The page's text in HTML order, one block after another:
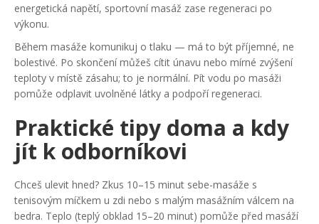
energetická napětí, sportovní masáž zase regeneraci po
výkonu.
Během masáže komunikuj o tlaku — má to být příjemné, ne
bolestivé. Po skončení můžeš cítit únavu nebo mírné zvýšení
teploty v místě zásahu; to je normální. Pít vodu po masáži
pomůže odplavit uvolněné látky a podpoří regeneraci.
Praktické tipy doma a kdy
jít k odborníkovi
Chceš ulevit hned? Zkus 10–15 minut sebe-masáže s
tenisovým míčkem u zdi nebo s malým masážním válcem na
bedra. Teplo (teplý obklad 15–20 minut) pomůže před masáží